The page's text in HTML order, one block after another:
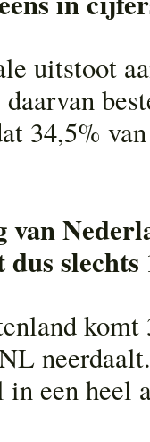
uitstoot
34,5%
van
slechts
komt
een heel